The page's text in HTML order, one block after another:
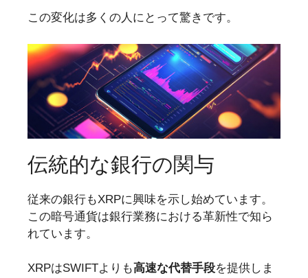
この変化は多くの人にとって驚きです。
伝統的な銀行の関与
従来の銀行もXRPに興味を示し始めています。
この暗号通貨は銀行業務における革新性で知ら
れています。
XRPはSWIFTよりも高速な代替手段を提供しま